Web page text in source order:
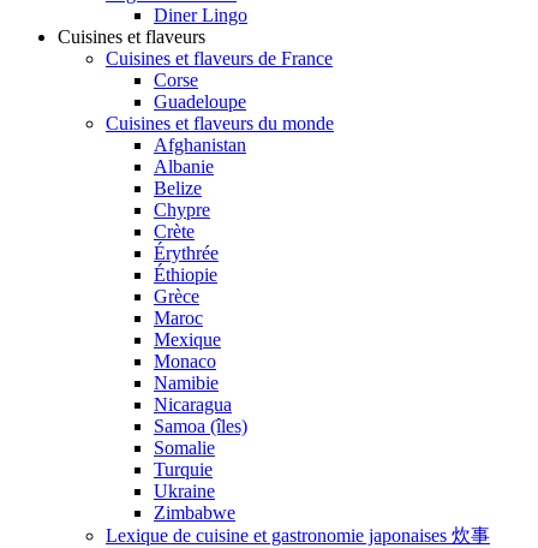
Diner Lingo
Cuisines et flaveurs
Cuisines et flaveurs de France
Corse
Guadeloupe
Cuisines et flaveurs du monde
Afghanistan
Albanie
Belize
Chypre
Crète
Érythrée
Éthiopie
Grèce
Maroc
Mexique
Monaco
Namibie
Nicaragua
Samoa (îles)
Somalie
Turquie
Ukraine
Zimbabwe
Lexique de cuisine et gastronomie japonaises 炊事